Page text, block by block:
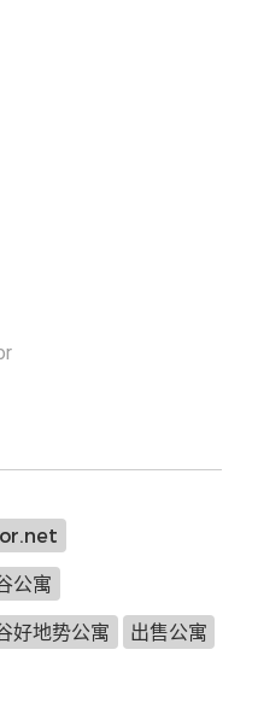
公寓
好地势公寓 出售公寓